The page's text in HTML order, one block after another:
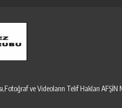
ve Videoların Telif Hakları